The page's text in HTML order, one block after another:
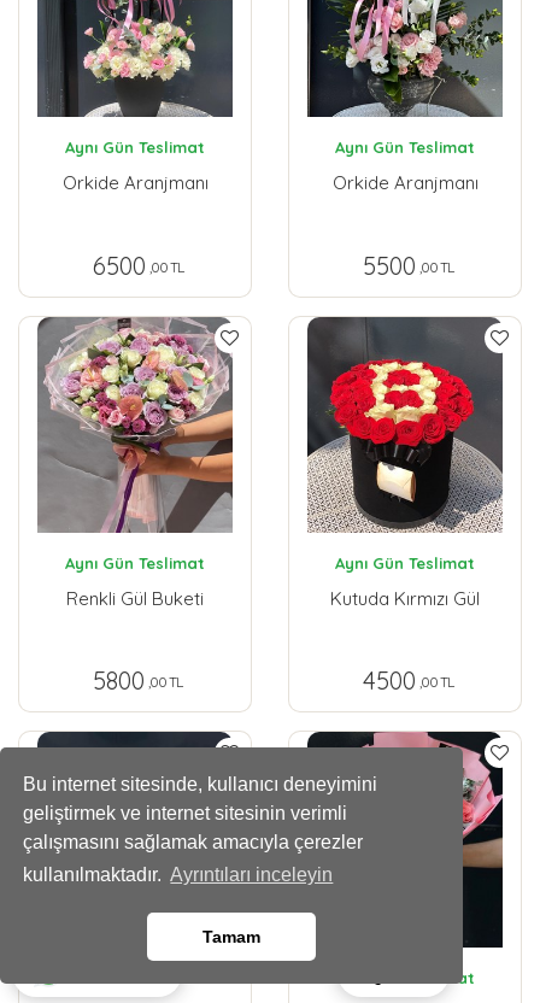
Bu internet sitesinde, kullanıcı deneyimini
geliştirmek ve internet sitesinin verimli
çalışmasını sağlamak amacıyla çerezler
kullanılmaktadır. Ayrıntıları inceleyin
Tamam
Aynı Gün Teslimat
Orkide Aranjmanı
6500 ,00 TL
Aynı Gün Teslimat
Orkide Aranjmanı
5500 ,00 TL
Aynı Gün Teslimat
Renkli Gül Buketi
5800 ,00 TL
Aynı Gün Teslimat
Kutuda Kırmızı Gül
4500 ,00 TL
Aynı Gün Teslimat